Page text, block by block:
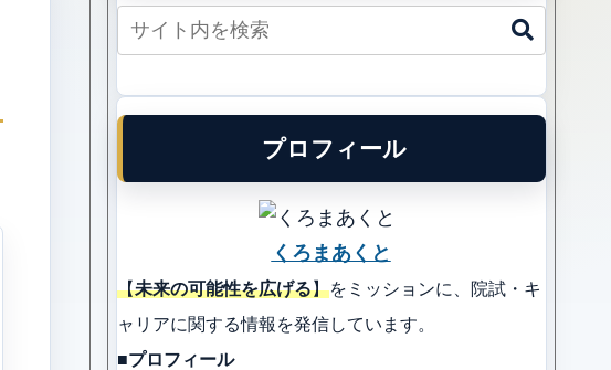
プロフィール
くろまあくと
【未来の可能性を広げる】をミッションに、院試・キ
ャリアに関する情報を発信しています。
■プロフィール